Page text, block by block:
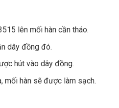
lên mối hàn cần tháo.
dây đồng đó.
hút vào dây đồng.
mối hàn sẽ được làm sạch.